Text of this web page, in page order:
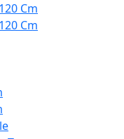
Cm
Cm